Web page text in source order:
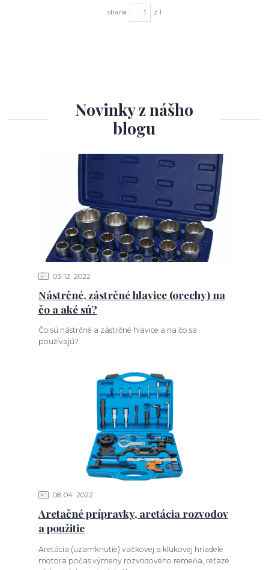
strana z 1
Novinky z nášho
blogu
03 12 2022
Nástrčné, zástrčné hlavice (orechy) na
čo a aké sú?
Čo sú nástrčné a zástrčné hlavice a na čo sa
používajú?
08 04 2022
Aretačné prípravky, aretácia rozvodov
a použitie
Aretácia (uzamknutie) vačkovej a kľukovej hriadele
motora počas výmeny rozvodového remeňa, reťaze